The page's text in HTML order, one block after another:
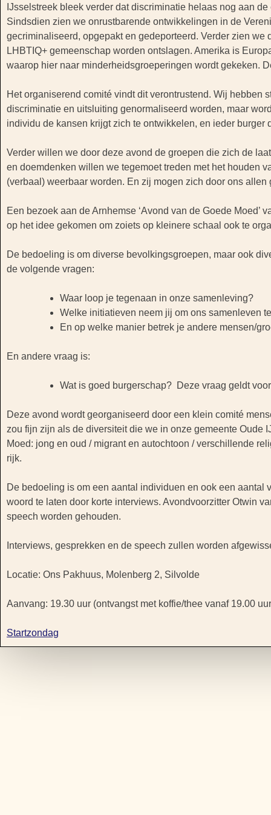
IJsselstreek bleek verder dat discriminatie helaas nog aan
Sindsdien zien we onrustbarende ontwikkelingen in de
gecriminaliseerd, opgepakt en gedeporteerd. Verder zien
LHBTIQ+ gemeenschap worden ontslagen. Amerika is
waarop hier naar minderheidsgroeperingen wordt gekeken.
Het organiserend comité vindt dit verontrustend. Wij hebben
discriminatie en uitsluiting genormaliseerd worden, maar
individu de kansen krijgt zich te ontwikkelen, en ieder
Verder willen we door deze avond de groepen die zich de
en doemdenken willen we tegemoet treden met het houden
(verbaal) weerbaar worden. En zij mogen zich door ons allen
Een bezoek aan de Arnhemse ‘Avond van de Goede
op het idee gekomen om zoiets op kleinere schaal ook te
De bedoeling is om diverse bevolkingsgroepen, maar ook
de volgende vragen:
Waar loop je tegenaan in onze samenleving?
Welke initiatieven neem jij om ons samenleven
En op welke manier betrek je andere mensen/
En andere vraag is:
Wat is goed burgerschap? Deze vraag geldt
Deze avond wordt georganiseerd door een klein comité
zou fijn zijn als de diversiteit die we in onze gemeente Oude
Moed: jong en oud / migrant en autochtoon / verschillende
rijk.
De bedoeling is om een aantal individuen en ook een
woord te laten door korte interviews. Avondvoorzitter Otwin
speech worden gehouden.
Interviews, gesprekken en de speech zullen worden
Locatie: Ons Pakhuus, Molenberg 2, Silvolde
Aanvang: 19.30 uur (ontvangst met koffie/thee vanaf 19.00
Startzondag